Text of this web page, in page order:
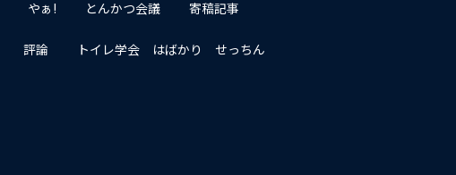
やぁ! とんかつ会議 寄稿記事
評論 トイレ学会 はばかり せっちん